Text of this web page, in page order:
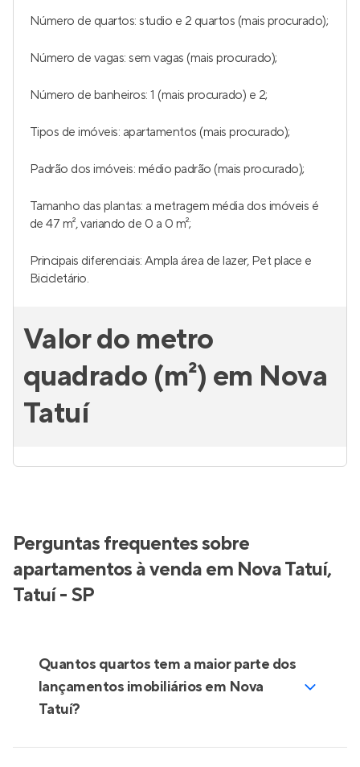
Número de quartos: studio e 2 quartos (mais procurado);
Número de vagas: sem vagas (mais procurado);
Número de banheiros: 1 (mais procurado) e 2;
Tipos de imóveis: apartamentos (mais procurado);
Padrão dos imóveis: médio padrão (mais procurado);
Tamanho das plantas: a metragem média dos imóveis é
de 47 m², variando de 0 a 0 m²;
Principais diferenciais: Ampla área de lazer, Pet place e
Bicicletário.
Valor do metro
quadrado (m²) em Nova
Tatuí
Perguntas frequentes sobre
apartamentos à venda em Nova Tatuí,
Tatuí - SP
Quantos quartos tem a maior parte dos
lançamentos imobiliários em Nova
Tatuí?